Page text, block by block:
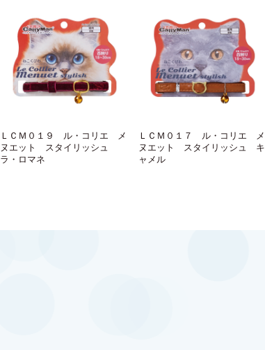
ＬＣＭ０１９ ル・コリエ メ
ヌエット スタイリッシュ
ラ・ロマネ
ＬＣＭ０１７ ル・コリエ メ
ヌエット スタイリッシュ キ
ャメル